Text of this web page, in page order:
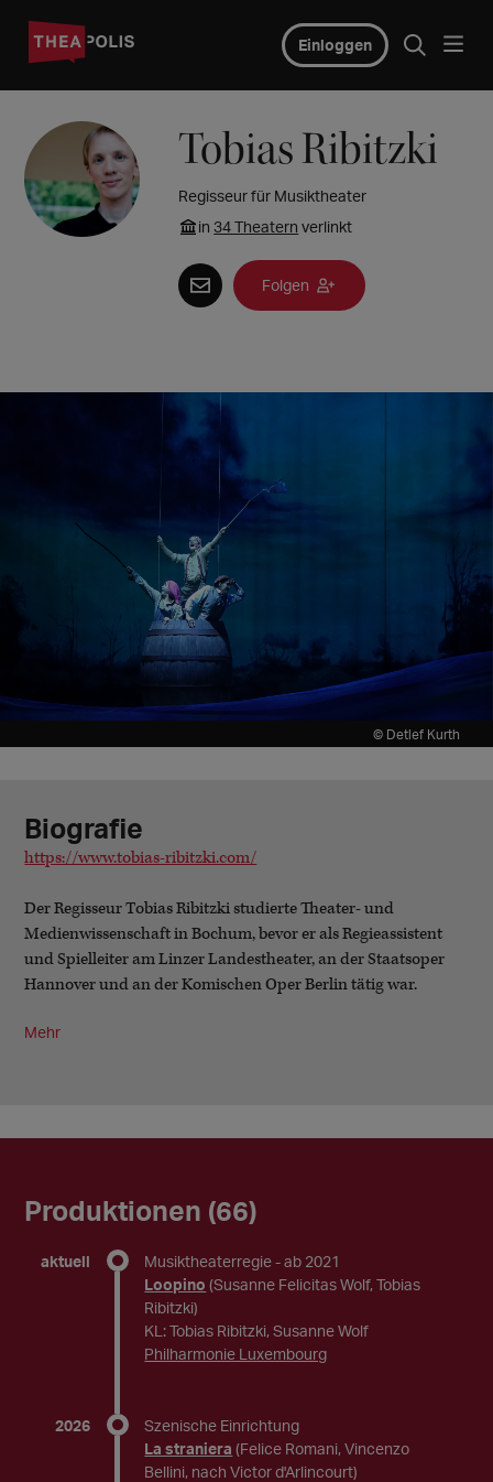
Einloggen
Tobias Ribitzki
Regisseur für Musiktheater
in34 Theatern verlinkt
Folgen
© Detlef Kurth
Biografie
https://www.tobias-ribitzki.com/
Der Regisseur Tobias Ribitzki studierte Theater- und
Medienwissenschaft in Bochum, bevor er als Regieassistent
und Spielleiter am Linzer Landestheater, an der Staatsoper
Hannover und an der Komischen Oper Berlin tätig war.
Mehr
Produktionen (66)
aktuell Musiktheaterregie - ab 2021
Loopino (Susanne Felicitas Wolf, Tobias
Ribitzki)
KL: Tobias Ribitzki, Susanne Wolf
Philharmonie Luxembourg
2026
Szenische Einrichtung
La straniera (Felice Romani, Vincenzo
Bellini, nach Victor d'Arlincourt)